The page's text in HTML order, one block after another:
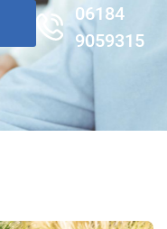
06184
9059315